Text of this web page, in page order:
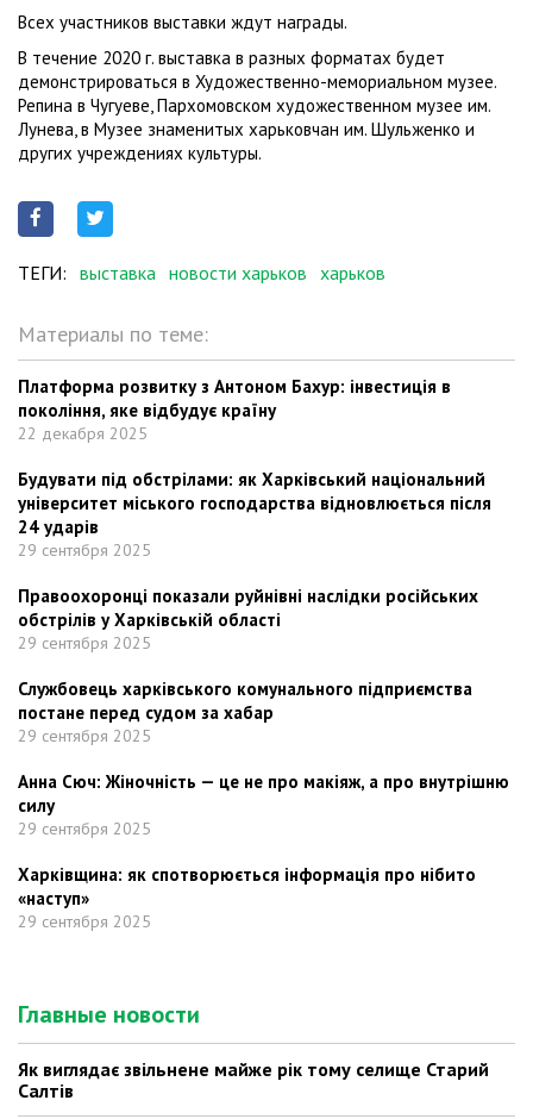
Всех участников выставки ждут награды.
В течение 2020 г. выставка в разных форматах будет
демонстрироваться в Художественно-мемориальном музее.
Репина в Чугуеве, Пархомовском художественном музее им.
Лунева, в Музее знаменитых харьковчан им. Шульженко и
других учреждениях культуры.
ТЕГИ: выставка новости харьков харьков
Материалы по теме:
Платформа розвитку з Антоном Бахур: інвестиція в
покоління, яке відбудує країну
22 декабря 2025
Будувати під обстрілами: як Харківський національний
університет міського господарства відновлюється після
24 ударів
29 сентября 2025
Правоохоронці показали руйнівні наслідки російських
обстрілів у Харківській області
29 сентября 2025
Службовець харківського комунального підприємства
постане перед судом за хабар
29 сентября 2025
Анна Сюч: Жіночність — це не про макіяж, а про внутрішню
силу
29 сентября 2025
Харківщина: як спотворюється інформація про нібито
«наступ»
29 сентября 2025
Главные новости
Як виглядає звільнене майже рік тому селище Старий
Салтів